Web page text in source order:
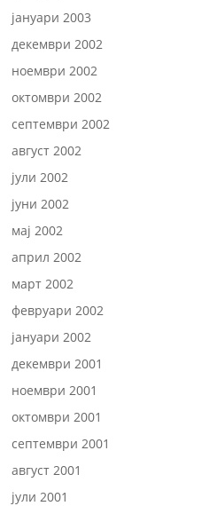
јануари 2003
декември 2002
ноември 2002
октомври 2002
септември 2002
август 2002
јули 2002
јуни 2002
мај 2002
април 2002
март 2002
февруари 2002
јануари 2002
декември 2001
ноември 2001
октомври 2001
септември 2001
август 2001
јули 2001